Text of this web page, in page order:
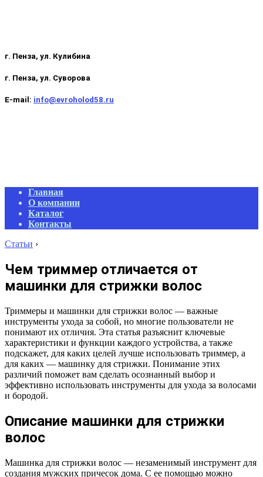
г. Пенза, ул. Кулибина
г. Пенза, ул. Суворова
E-mail: info@evroholod58.ru
Primary
Navigation
Menu
Главная
О компании
Каталог
Контакты
Статьи ›
Чем триммер отличается от
машинки для стрижки волос
Триммеры и машинки для стрижки волос — важные
инструменты ухода за собой, но многие пользователи не
понимают их отличия. Эта статья разъяснит ключевые
характеристики и функции каждого устройства, а также
подскажет, для каких целей лучше использовать триммер, а
для каких — машинку для стрижки. Понимание этих
различий поможет вам сделать осознанный выбор и
эффективно использовать инструменты для ухода за волосами
и бородой.
Описание машинки для стрижки
волос
Машинка для стрижки волос — незаменимый инструмент для
создания мужских причесок дома. С ее помощью можно